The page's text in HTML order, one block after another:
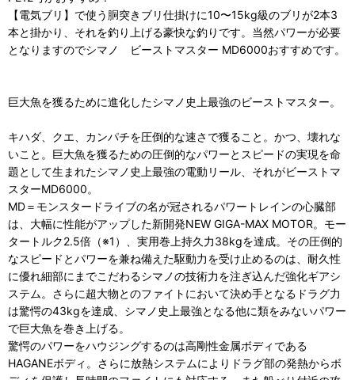
【電気ブリ】で使う胴突きブリ仕掛けに10〜15kg級のブリが2本3
本と掛かり、それを釣り上げる豪快な釣りです。当然パワーが必要
となりますのでシマノ ビーストマスター MD6000おすすめです。
巨大魚を獲るために進化したシマノ史上最強のビーストマスター。
キハダ、クエ、カンパチを圧倒的な速さで獲ること。かつ、壊れな
いこと。巨大魚を獲るための圧倒的なパワーとスピードの実現を命
題として生まれたシマノ史上最強の電動リール、それがビーストマ
スターMD6000。
MD＝モンスタードライブの名が冠されるパワートレインの心臓部
は、大幅に性能がアップした新開発NEW GIGA-MAX MOTOR。モー
タートルク2.5倍（※1）、実用巻上持久力38kgを達成。その圧倒的
なスピードとパワーを兼ね備えた駆動力を受け止めるのは、耐久性
に優れ細部にまでこだわるシマノの技術力を注ぎ込んだ強化ギアシ
ステム。さらに超大物とのファイトにおいて決め手となるドラグ力
は驚愕の43kgを達成、シマノ史上最強となる他に類をみないパワー
で巨大魚を巻き上げる。
驚愕のパワーをハウジングするのは高剛性金属ボディである
HAGANEボディ。さらに放熱システムによりドラグ部の発熱からボ